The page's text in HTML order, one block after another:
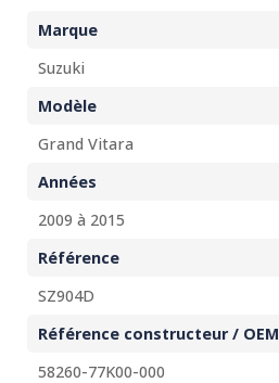
Marque
Suzuki
Modèle
Grand Vitara
Années
2009 à 2015
Référence
SZ904D
Référence constructeur / OEM
58260-77K00-000